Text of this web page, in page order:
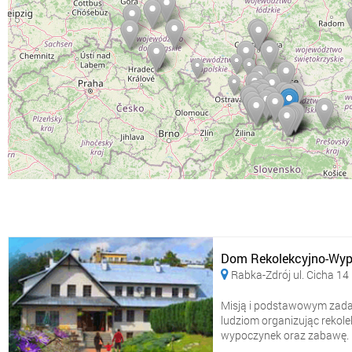
Dom Rekolekcyjno-
 Rabka-Zdrój ul. Cicha 14
Misją i podstawowym
ludziom organizując
wypoczynek oraz zabawę.